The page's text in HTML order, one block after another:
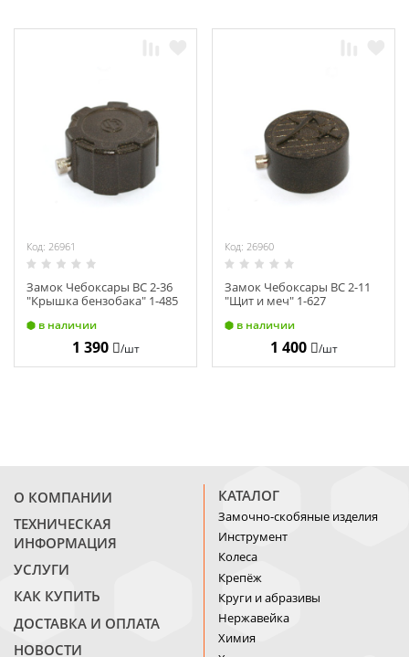
Код: 26961
Замок Чебоксары ВС 2-36
"Крышка бензобака" 1-485
в наличии
1 390 /шт
Код: 26960
Замок Чебоксары ВС 2-11
"Щит и меч" 1-627
в наличии
1 400 /шт
О КОМПАНИИ
ТЕХНИЧЕСКАЯ
ИНФОРМАЦИЯ
УСЛУГИ
КАК КУПИТЬ
ДОСТАВКА И ОПЛАТА
НОВОСТИ
КАТАЛОГ
Замочно-скобяные изделия
Инструмент
Колеса
Крепёж
Круги и абразивы
Нержавейка
Химия